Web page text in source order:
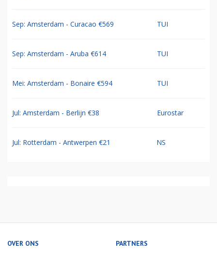
Sep: Amsterdam - Curacao €569 TUI
Sep: Amsterdam - Aruba €614 TUI
Mei: Amsterdam - Bonaire €594 TUI
Jul: Amsterdam - Berlijn €38 Eurostar
Jul: Rotterdam - Antwerpen €21 NS
OVER ONS PARTNERS